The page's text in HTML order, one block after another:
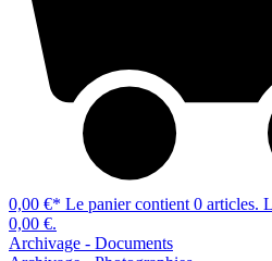
0,00 €* Le panier contient 0 articles.
0,00 €.
Archivage - Documents